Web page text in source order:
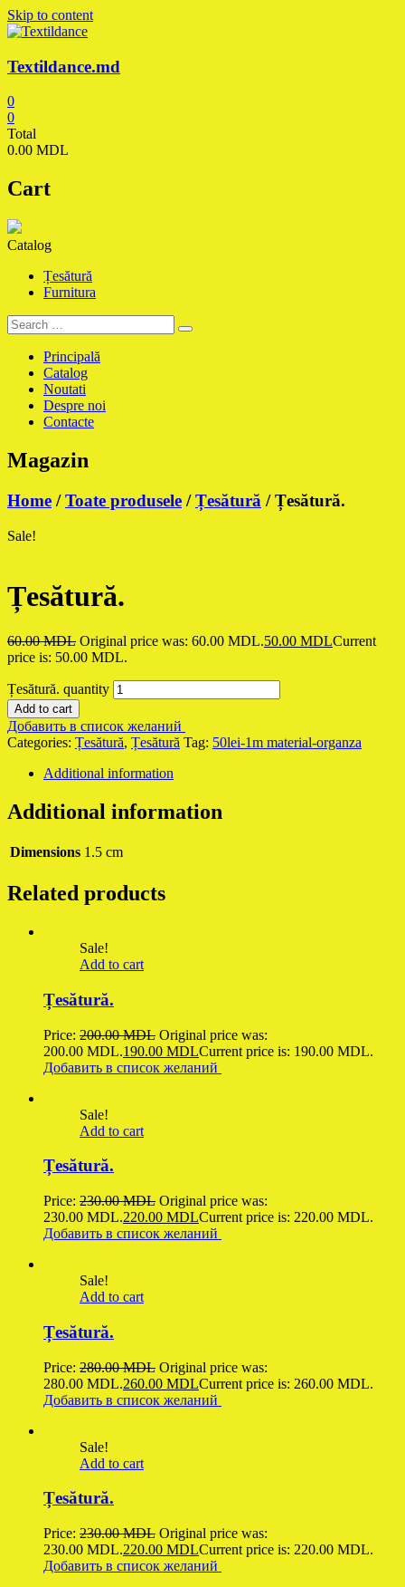
Skip to content
Textildance.md
0
0
Total
0.00 MDL
Cart
Catalog
Țesătură
Furnitura
Principală
Catalog
Noutati
Despre noi
Contacte
Magazin
Home /Toate produsele /Țesătură / Țesătură.
Sale!
Țesătură.
60.00MDL Original price was: 60.00 MDL.50.00 MDLCurrent
price is: 50.00 MDL.
Țesătură. quantity
Add to cart
Добавить в список желаний
Categories: Țesătură, Țesătură Tag: 50lei-1m material-organza
Additional information
Additional information
Dimensions 1.5 cm
Related products
Sale!
Add to cart
Țesătură.
Price: 200.00MDL Original price was:
200.00 MDL.190.00 MDLCurrent price is: 190.00 MDL.
Добавить в список желаний
Sale!
Add to cart
Țesătură.
Price: 230.00MDL Original price was:
230.00 MDL.220.00 MDLCurrent price is: 220.00 MDL.
Добавить в список желаний
Sale!
Add to cart
Țesătură.
Price: 280.00MDL Original price was:
280.00 MDL.260.00 MDLCurrent price is: 260.00 MDL.
Добавить в список желаний
Sale!
Add to cart
Țesătură.
Price: 230.00MDL Original price was:
230.00 MDL.220.00 MDLCurrent price is: 220.00 MDL.
Добавить в список желаний